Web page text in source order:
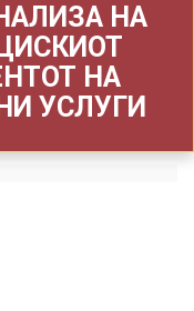
НА
НА
УСЛУГИ